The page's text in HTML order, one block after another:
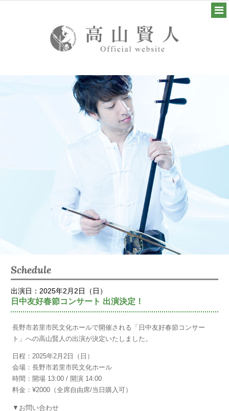
Schedule
出演日：2025年2月2日（日）
日中友好春節コンサート 出演決定！
長野市若里市民文化ホールで開催される「日中友好春節コンサー
ト」への高山賢人の出演が決定いたしました。
日程：2025年2月2日（日）
会場：長野市若里市民文化ホール
時間：開場 13:00 / 開演 14:00
料金：¥2000（全席自由席/当日購入可）
▼お問い合わせ